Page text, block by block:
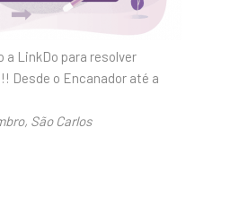
a LinkDo para resolver
Desde o Encanador até a
São Carlos